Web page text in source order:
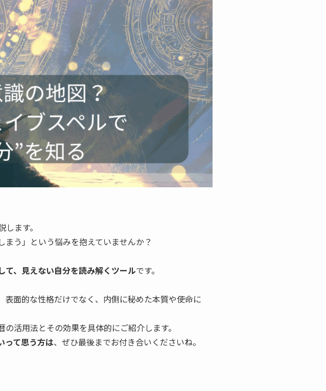
ます。
まう」という悩みを抱えていませんか？
て、見えない自分を読み解くツールです。
面的な性格だけでなく、内側に秘めた本質や使命に
活用法とその効果を具体的にご紹介します。
って思う方は、ぜひ最後までお付き合いくださいね。